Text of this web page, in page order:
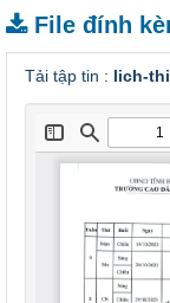
File đính
Tải tập tin : lich-